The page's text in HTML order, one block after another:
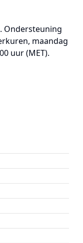
Ondersteuning
maandag
uur (MET).